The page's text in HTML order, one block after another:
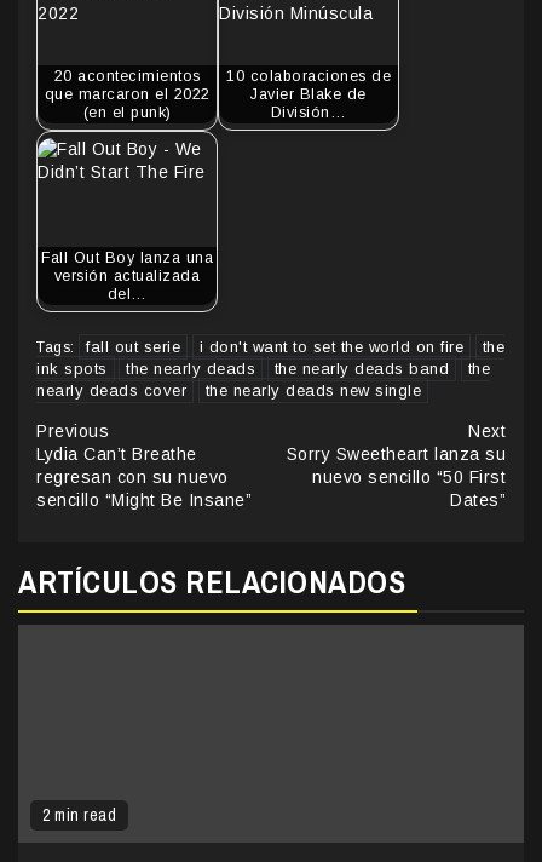
20 acontecimientos
que marcaron el 2022
(en el punk)
10 colaboraciones de
Javier Blake de
División…
Fall Out Boy lanza una
versión actualizada
del…
Tags: fall out serie i don't want to set the world on fire
the
ink spots
the nearly deads the nearly deads band
the
nearly deads cover
the nearly deads new single
Continue
Reading
Previous
Lydia Can’t Breathe
regresan con su nuevo
sencillo “Might Be Insane”
Next
Sorry Sweetheart lanza su
nuevo sencillo “50 First
Dates”
ARTÍCULOS RELACIONADOS
2 min read